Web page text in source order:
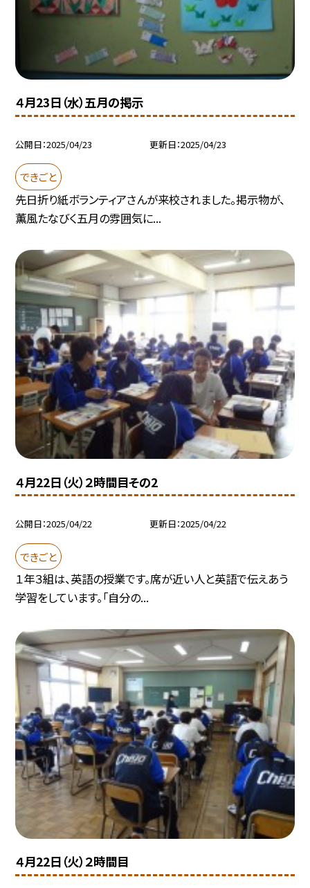
４月23日（水）五月の掲示
公開日 2025/04/23 更新日 2025/04/23
できごと
先日折り紙ボランティアさんが来校されました。掲示物が、
薫風たなびく五月の雰囲気に...
４月22日（火）２時間目その2
公開日 2025/04/22 更新日 2025/04/22
できごと
１年３組は、英語の授業です。席が近い人と英語で伝えあう
学習をしています。「自分の...
４月22日（火）２時間目